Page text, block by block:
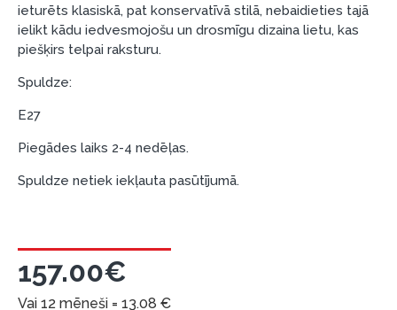
salonu Dārzciema ielā 91, Rīga, Latvija.
Dokumentu prasības:
ESTO LV AS (Dokumentu noformēšanai
Luminor, SEB vai Citadele).
Papildu informācija:
Pirms kredīta noformēšanas, lūdzam iepazīties ar
ieturēts klasiskā, pat konservatīvā stilā, nebaidieties tajā
ielikt kādu iedvesmojošu un drosmīgu dizaina lietu, kas
piešķirs telpai raksturu.
Spuldze:
E27
Piegādes laiks 2-4 nedēļas.
Spuldze netiek iekļauta pasūtījumā.
157.00€
Vai 12 mēneši = 13.08 €